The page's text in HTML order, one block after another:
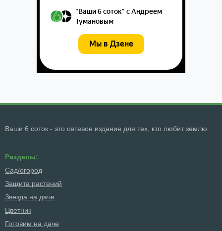
Ваши 6 соток - это сетевое издание для тех, кто любит землю.
Разделы:
Сад/огород
Защита растений
Звезда на даче
Цветник
Готовим на даче